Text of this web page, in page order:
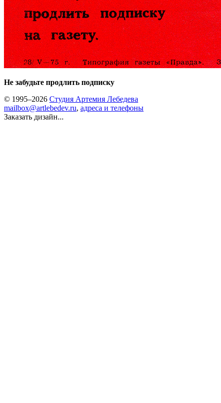
Не забудьте продлить подписку
© 1995–2026 Студия Артемия Лебедева
mailbox@artlebedev.ru, адреса и телефоны
Заказать дизайн...